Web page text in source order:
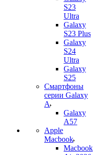
S23
Ultra
Galaxy
S23 Plus
Galaxy
S24
Ultra
Galaxy
S25
Смартфоны
серии Galaxy
A
Galaxy
A57
Apple
Macbook
Macbook